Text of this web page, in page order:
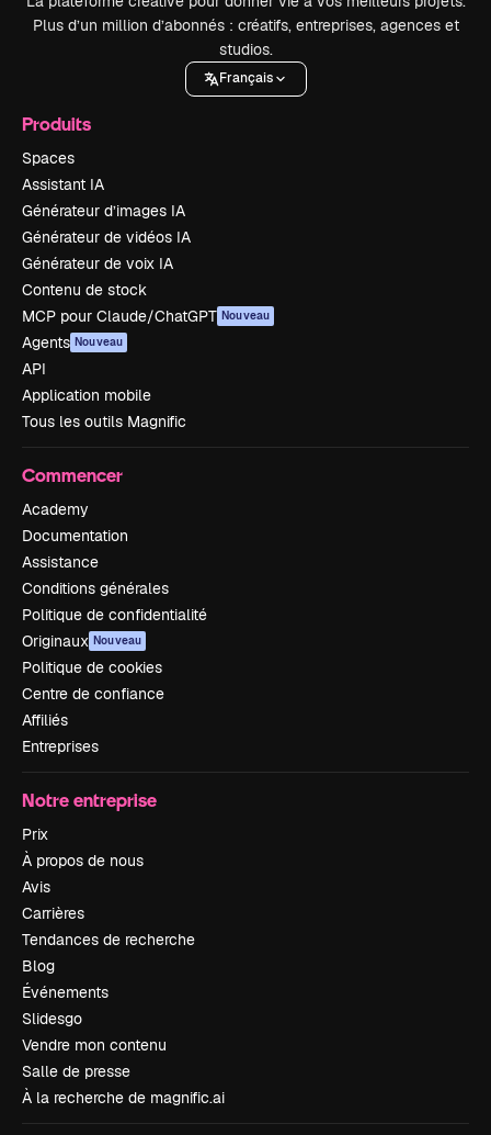
Plus d’un million d’abonnés : créatifs, entreprises, agences et
studios.
Français
Produits
Spaces
Assistant IA
Générateur d’images IA
Générateur de vidéos IA
Générateur de voix IA
Contenu de stock
MCP pour Claude/ChatGPT Nouveau
Agents Nouveau
API
Application mobile
Tous les outils Magnific
Commencer
Academy
Documentation
Assistance
Conditions générales
Politique de confidentialité
Originaux Nouveau
Politique de cookies
Centre de confiance
Affiliés
Entreprises
Notre entreprise
Prix
À propos de nous
Avis
Carrières
Tendances de recherche
Blog
Événements
Slidesgo
Vendre mon contenu
Salle de presse
À la recherche de magnific.ai